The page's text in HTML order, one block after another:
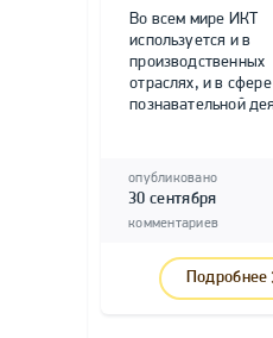
Во всем мире ИКТ
используется и в
производственных
отраслях, и в сфере
познавательной
опубликовано
30 сентября
комментариев
Подробнее